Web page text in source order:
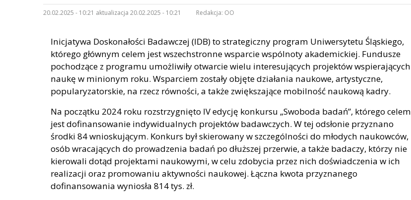
20.02.2025 - 10:21 aktualizacja 20.02.2025 - 10:21 Redakcja: OO
Inicjatywa Doskonałości Badawczej (IDB) to strategiczny program Uniwersytetu Śląskiego,
którego głównym celem jest wszechstronne wsparcie wspólnoty akademickiej. Fundusze
pochodzące z programu umożliwiły otwarcie wielu interesujących projektów wspierających
naukę w minionym roku. Wsparciem zostały objęte działania naukowe, artystyczne,
popularyzatorskie, na rzecz równości, a także zwiększające mobilność naukową kadry.
Na początku 2024 roku rozstrzygnięto IV edycję konkursu „Swoboda badań”, którego celem
jest dofinansowanie indywidualnych projektów badawczych. W tej odsłonie przyznano
środki 84 wnioskującym. Konkurs był skierowany w szczególności do młodych naukowców,
osób wracających do prowadzenia badań po dłuższej przerwie, a także badaczy, którzy nie
kierowali dotąd projektami naukowymi, w celu zdobycia przez nich doświadczenia w ich
realizacji oraz promowaniu aktywności naukowej. Łączna kwota przyznanego
dofinansowania wyniosła 814 tys. zł.